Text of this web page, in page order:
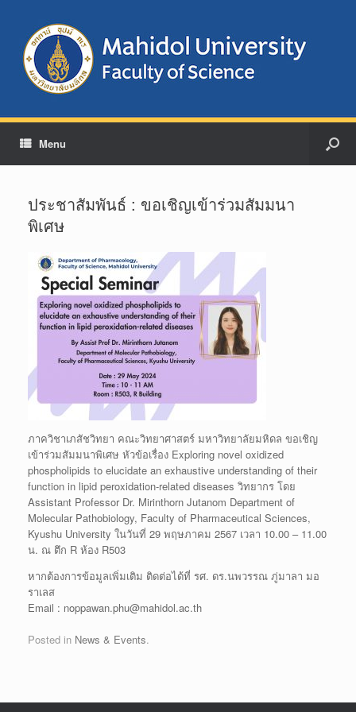
Menu
ประชาสัมพันธ์ : ขอเชิญเข้าร่วมสัมมนา
พิเศษ
ภาควิชาเภสัชวิทยา คณะวิทยาศาสตร์ มหาวิทยาลัยมหิดล ขอเชิญ
เข้าร่วมสัมมนาพิเศษ หัวข้อเรื่อง Exploring novel oxidized
phospholipids to elucidate an exhaustive understanding of their
function in lipid peroxidation-related diseases วิทยากร โดย
Assistant Professor Dr. Mirinthorn Jutanom Department of
Molecular Pathobiology, Faculty of Pharmaceutical Sciences,
Kyushu University ในวันที่ 29 พฤษภาคม 2567 เวลา 10.00 – 11.00
น. ณ ตึก R ห้อง R503
หากต้องการข้อมูลเพิ่มเติม ติดต่อได้ที่ รศ. ดร.นพวรรณ ภู่มาลา มอ
ราเลส
Email : noppawan.phu@mahidol.ac.th
Posted in News & Events.